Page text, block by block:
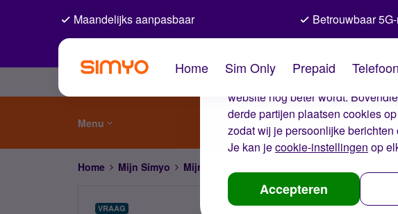
De cookies van
Wij gebruiken cookies op onze
website nog beter wordt.
derde partijen plaatsen cookies
zodat wij je persoonlijke
Je kan jecookie-instellingen op
Accepteren
Maandelijks aanpasbaar Betrouwbaar
Home Sim Only Prepaid
Menu
Home Mijn Simyo Mijn Simyo app
VRAAG